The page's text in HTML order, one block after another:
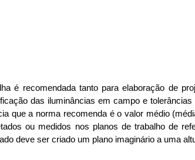
é recomendada tanto para elaboração de
das iluminâncias em campo e
que a norma recomenda é o valor médio
ou medidos nos planos de trabalho de
deve ser criado um plano imaginário a uma